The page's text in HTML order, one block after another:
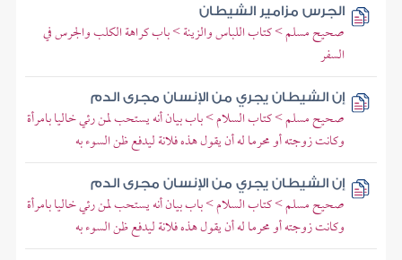
الجرس مزامير الشيطان
صحيح مسلم > كتاب اللباس والزينة > باب كراهة الكلب والجرس في
السفر
إن الشيطان يجري من الإنسان مجرى الدم
صحيح مسلم > كتاب السلام > باب بيان أنه يستحب لمن رئي خاليا بامرأة
وكانت زوجته أو محرما له أن يقول هذه فلانة ليدفع ظن السوء به
إن الشيطان يجري من الإنسان مجرى الدم
صحيح مسلم > كتاب السلام > باب بيان أنه يستحب لمن رئي خاليا بامرأة
وكانت زوجته أو محرما له أن يقول هذه فلانة ليدفع ظن السوء به